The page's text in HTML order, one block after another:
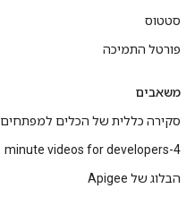
סטטוס
פורטל התמיכה
משאבים
סקירה כללית של הכלים למפתחים
4-minute videos for developers
הבלוג של Apigee